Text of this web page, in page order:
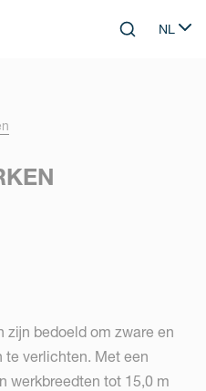
Skip to main contentSearchNL
Select
zijn bedoeld om zware en
te verlichten. Met een
werkbreedten tot 15,0 m